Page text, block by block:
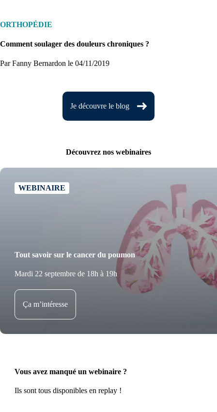
ORTHOPÉDIE
Comment soulager des douleurs chroniques ?
Par Fanny Bernardon le 04/11/2019
Je découvre le blog
Découvrez nos webinaires
WEBINAIRE
Tout savoir sur le cancer du poumon
Mardi 22 septembre de 18h à 19h
Ça m’intéresse
Vous avez manqué un webinaire ?
Ils sont tous disponibles en replay !